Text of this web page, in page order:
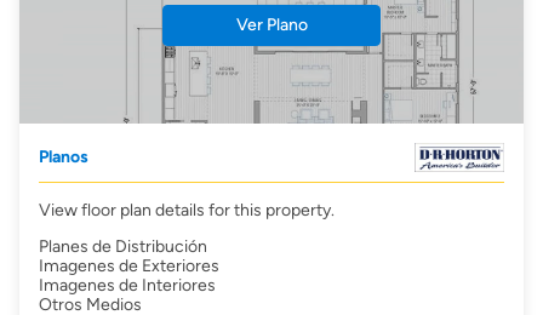
Ver Plano
Planos
View floor plan details for this property.
Planes de Distribución
Imagenes de Exteriores
Imagenes de Interiores
Otros Medios